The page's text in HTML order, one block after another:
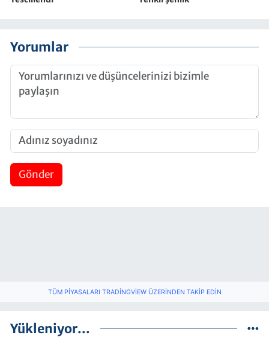
Yorumlar
Gönder
TÜM PIYASALARI TRADINGVIEW ÜZERINDEN TAKIP EDIN
Yükleniyor...